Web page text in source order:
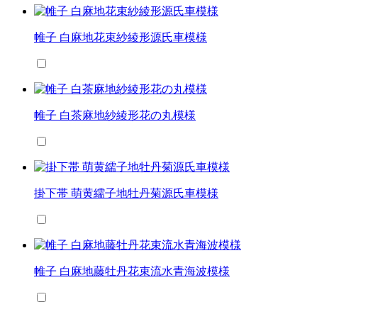
帷子 白麻地花束紗綾形源氏車模様
帷子 白茶麻地紗綾形花の丸模様
掛下帯 萌黄繻子地牡丹菊源氏車模様
帷子 白麻地藤牡丹花束流水青海波模様